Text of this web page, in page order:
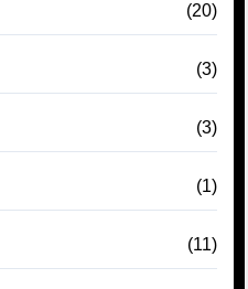
(20)
(3)
(3)
(1)
(11)